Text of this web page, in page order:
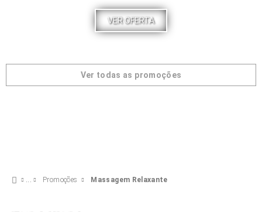
VER OFERTA
Ver todas as promoções
Promoções Massagem Relaxante